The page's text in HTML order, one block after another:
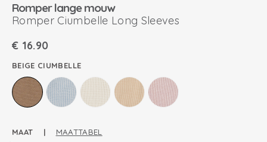
Romper lange mouw
Romper Ciumbelle Long Sleeves
€ 16.90
BEIGE CIUMBELLE
MAAT | MAATTABEL